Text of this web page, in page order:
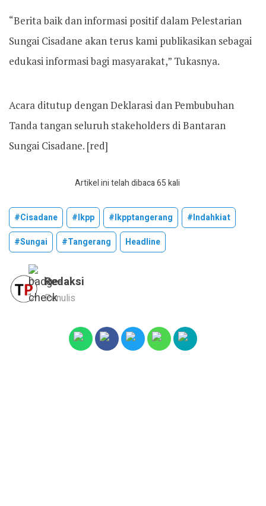
“Berita baik dan informasi positif dalam Pelestarian
Sungai Cisadane akan terus kami publikasikan sebagai
edukasi informasi bagi masyarakat,” Tukasnya.
Acara ditutup dengan Deklarasi dan Pembubuhan
Tanda tangan seluruh stakeholders di Bantaran
Sungai Cisadane. [red]
Artikel ini telah dibaca 65 kali
#cisadane #ikpp #ikpptangerang
#indahkiat
#sungai
#tangerang Headline
Redaksi
Penulis